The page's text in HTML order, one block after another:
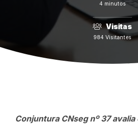
4 minutos
Visitas
984 Visitantes
Conjuntura CNseg nº 37